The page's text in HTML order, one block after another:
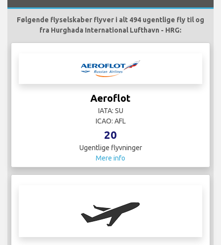
Følgende flyselskaber flyver i alt 494 ugentlige fly til og
fra Hurghada International Lufthavn - HRG:
Aeroflot
IATA: SU
ICAO: AFL
20
Ugentlige flyvninger
Mere info